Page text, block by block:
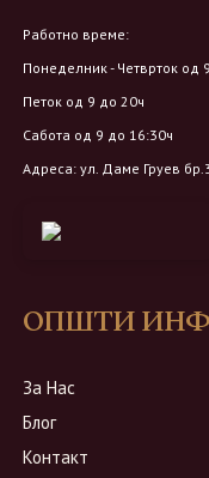
Работно време:
Понеделник - Четврток од
Петок од 9 до 20ч
Сабота од 9 до 16:30ч
Адреса: ул. Даме Груев
ОПШТИ
За Нас
Блог
Контакт